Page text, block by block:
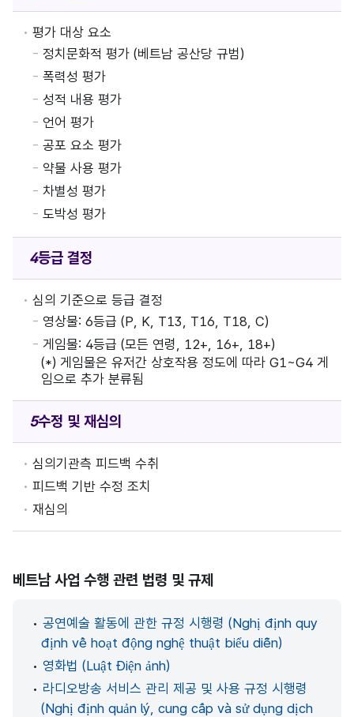
평가 대상 요소
정치문화적 평가 (베트남 공산당 규범)
폭력성 평가
성적 내용 평가
언어 평가
공포 요소 평가
약물 사용 평가
차별성 평가
도박성 평가
등급 결정
심의 기준으로 등급 결정
영상물: 6등급 (P, K, T13, T16, T18, C)
게임물: 4등급 (모든 연령, 12+, 16+, 18+)
(*) 게임물은 유저간 상호작용 정도에 따라 G1~G4 게
임으로 추가 분류됨
수정 및 재심의
심의기관측 피드백 수취
피드백 기반 수정 조치
재심의
베트남 사업 수행 관련 법령 및 규제
• 공연예술 활동에 관한 규정 시행령 (Nghị định quy
định về hoạt động nghệ thuật biểu diễn)
• 영화법 (Luật Điện ảnh)
• 라디오방송 서비스 관리 제공 및 사용 규정 시행령
(Nghị định quản lý, cung cấp và sử dụng dịch